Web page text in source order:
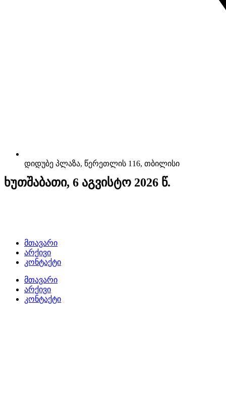
დიდუბე პლაზა, წერეთლის 116, თბილისი
ხუთშაბათი, 6 აგვისტო 2026 წ.
მთავარი
არქივი
კონტაქტი
მთავარი
არქივი
კონტაქტი